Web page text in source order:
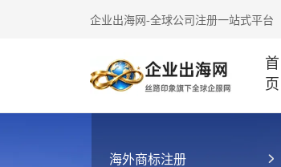
企业出海网-全球公司注册一站式平台
首
页
海外商标注册